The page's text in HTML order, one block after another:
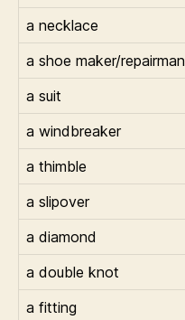
a necklace
a shoe maker/repairman
a suit
a windbreaker
a thimble
a slipover
a diamond
a double knot
a fitting